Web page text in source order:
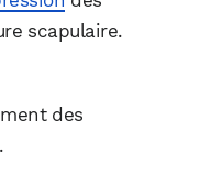
scapulaire.
des